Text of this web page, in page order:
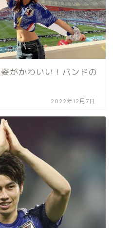
がかわいい！バンドの
2022年12月7日